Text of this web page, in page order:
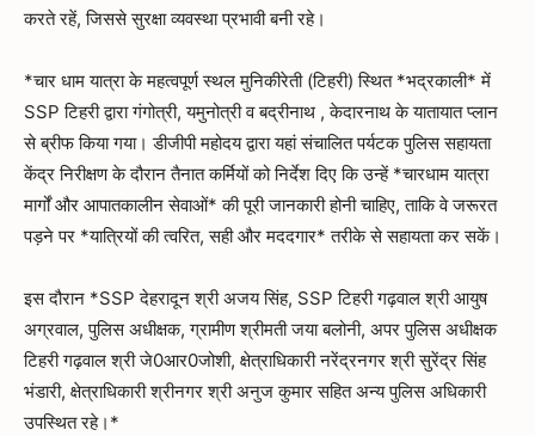
करते रहें, जिससे सुरक्षा व्यवस्था प्रभावी बनी रहे।
*चार धाम यात्रा के महत्वपूर्ण स्थल मुनिकीरेती (टिहरी) स्थित *भद्रकाली* में
SSP टिहरी द्वारा गंगोत्री, यमुनोत्री व बद्रीनाथ , केदारनाथ के यातायात प्लान
से ब्रीफ किया गया। डीजीपी महोदय द्वारा यहां संचालित पर्यटक पुलिस सहायता
केंद्र निरीक्षण के दौरान तैनात कर्मियों को निर्देश दिए कि उन्हें *चारधाम यात्रा
मार्गों और आपातकालीन सेवाओं* की पूरी जानकारी होनी चाहिए, ताकि वे जरूरत
पड़ने पर *यात्रियों की त्वरित, सही और मददगार* तरीके से सहायता कर सकें।
इस दौरान *SSP देहरादून श्री अजय सिंह, SSP टिहरी गढ़वाल श्री आयुष
अग्रवाल, पुलिस अधीक्षक, ग्रामीण श्रीमती जया बलोनी, अपर पुलिस अधीक्षक
टिहरी गढ़वाल श्री जे0आर0जोशी, क्षेत्राधिकारी नरेंद्रनगर श्री सुरेंद्र सिंह
भंडारी, क्षेत्राधिकारी श्रीनगर श्री अनुज कुमार सहित अन्य पुलिस अधिकारी
उपस्थित रहे।*